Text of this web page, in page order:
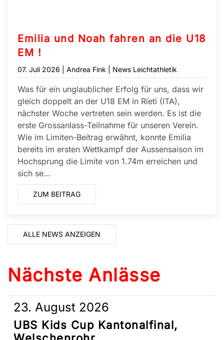
Emilia und Noah fahren an die U18
EM !
07. Juli 2026 | Andrea Fink | News Leichtathletik
Was für ein unglaublicher Erfolg für uns, dass wir
gleich doppelt an der U18 EM in Rieti (ITA),
nächster Woche vertreten sein werden. Es ist die
erste Grossanlass-Teilnahme für unseren Verein.
Wie im Limiten-Beitrag erwähnt, konnte Emilia
bereits im ersten Wettkampf der Aussensaison im
Hochsprung die Limite von 1.74m erreichen und
sich se…
ZUM BEITRAG
ALLE NEWS ANZEIGEN
Nächste Anlässe
23. August 2026
UBS Kids Cup Kantonalfinal,